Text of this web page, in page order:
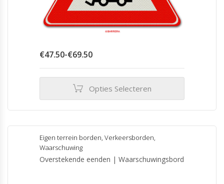
€47.50-€69.50Prijsklasse:
€69.50
Opties Selecteren
heeft
meerdere
variaties.
optie
Eigen terrein borden, Verkeersborden,
Waarschuwing
Overstekende eenden | Waarschuwingsbord